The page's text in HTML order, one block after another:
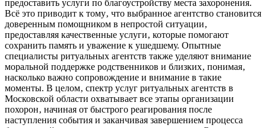
предоставить услуги по благоустройству места захоронения.
Всё это приводит к тому‚ что выбранное агентство становится
доверенным помощником в непростой ситуации‚
предоставляя качественные услуги‚ которые помогают
сохранить память и уважение к ушедшему. Опытные
специалисты ритуальных агентств также уделяют внимание
моральной поддержке родственников и близких‚ понимая‚
насколько важно сопровождение и внимание в такие
моменты. В целом‚ спектр услуг ритуальных агентств в
Московской области охватывает все этапы организации
похорон‚ начиная от быстрого реагирования после
наступления события и заканчивая завершением процесса